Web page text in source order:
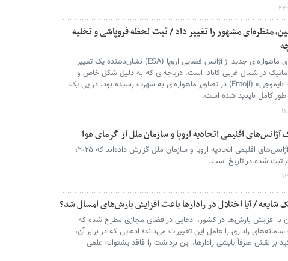
منظره‌ای مشهور را تغییر داد / ثبت لحظه فروپاشی و تخلیه
داده‌های ماهواره‌ای جدید از آژانس فضایی اروپا (ESA) نشان‌دهنده یک تغییر
در شمال غربی کانادا است. دریاچه‌ای که به دلیل شکل خاص و
شباهتش به یک «ایموجی» (Emoji) در تصاویر ماهواره‌ای به شهرت رسیده بود، در پی یک
کامل ناپدید شده است.
اقلیمی اتحادیه اروپا و سازمان ملل از گرمای هوا
آژانس‌های اقلیمی اتحادیه اروپا و سازمان ملل گزارش داده‌اند که ۲۰۲۵،
شده در تاریخ است.
شایعه / آیا اختلال در رادارها باعث افزایش بارش‌های امسال شد؟
با افزایش بارش‌ها در کشور، ادعایی در فضای مجازی مطرح شده که
راداری را عامل این تغییرات می‌داند؛ ادعایی که در برابر آن،
بر نقش صرفاً پایشی رادارها، این برداشت را فاقد پشتوانه علمی